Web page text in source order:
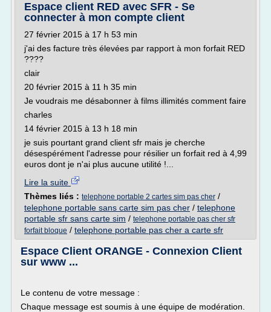
Espace client RED avec SFR - Se
connecter à mon compte client
27 février 2015 à 17 h 53 min
j'ai des facture très élevées par rapport à mon forfait RED
????
clair
20 février 2015 à 11 h 35 min
Je voudrais me désabonner à films illimités comment faire
charles
14 février 2015 à 13 h 18 min
je suis pourtant grand client sfr mais je cherche
désespérément l'adresse pour résilier un forfait red à 4,99
euros dont je n'ai plus aucune utilité !...
Lire la suite
Thèmes liés : telephone portable 2 cartes sim pas cher /
telephone portable sans carte sim pas cher / telephone
portable sfr sans carte sim / telephone portable pas cher sfr
forfait bloque / telephone portable pas cher a carte sfr
Espace Client ORANGE - Connexion Client
sur www ...
Le contenu de votre message :
Chaque message est soumis à une équipe de modération.